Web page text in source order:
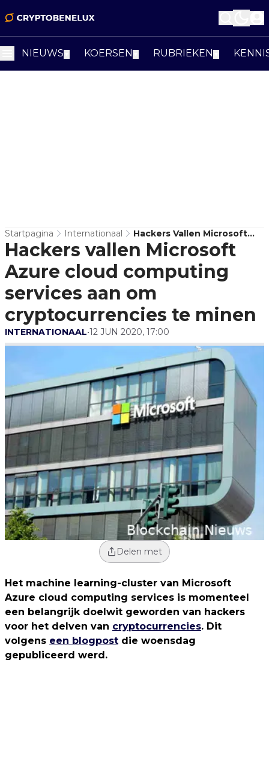
NIEUWS KOERSEN RUBRIEKEN
Startpagina Internationaal
Hackers Vallen Microsoft
Azure Cloud Computing
Services Aan Om
Cryptocurrencies Te Minen
Hackers vallen Microsoft
Azure cloud computing
services aan om
cryptocurrencies te minen
INTERNATIONAAL•12 JUN 2020, 17:00
Delen met
Het machine learning-cluster van Microsoft
Azure cloud computing services is momenteel
een belangrijk doelwit geworden van hackers
voor het delven van cryptocurrencies. Dit
volgens een blogpost die woensdag
gepubliceerd werd.